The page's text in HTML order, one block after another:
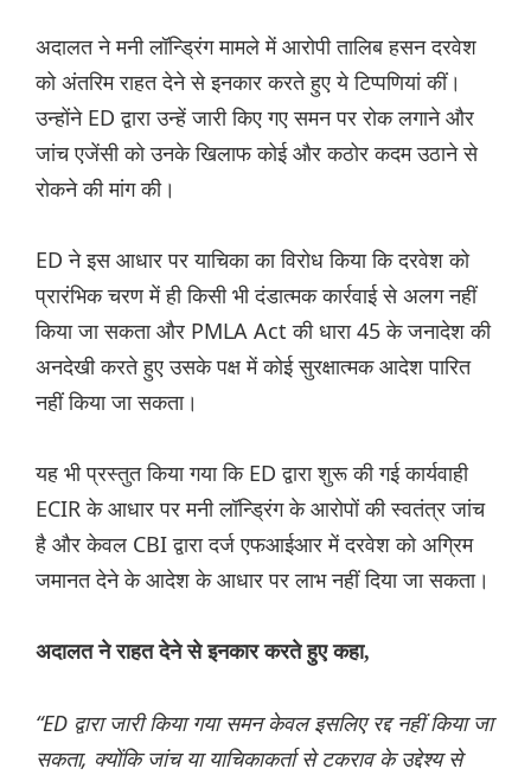
अदालत ने मनी लॉन्ड्रिंग मामले में आरोपी तालिब हसन दरवेश
को अंतरिम राहत देने से इनकार करते हुए ये टिप्पणियां कीं।
उन्होंने ED द्वारा उन्हें जारी किए गए समन पर रोक लगाने और
जांच एजेंसी को उनके खिलाफ कोई और कठोर कदम उठाने से
रोकने की मांग की।
ED ने इस आधार पर याचिका का विरोध किया कि दरवेश को
प्रारंभिक चरण में ही किसी भी दंडात्मक कार्रवाई से अलग नहीं
किया जा सकता और PMLA Act की धारा 45 के जनादेश की
अनदेखी करते हुए उसके पक्ष में कोई सुरक्षात्मक आदेश पारित
नहीं किया जा सकता।
यह भी प्रस्तुत किया गया कि ED द्वारा शुरू की गई कार्यवाही
ECIR के आधार पर मनी लॉन्ड्रिंग के आरोपों की स्वतंत्र जांच
है और केवल CBI द्वारा दर्ज एफआईआर में दरवेश को अग्रिम
जमानत देने के आदेश के आधार पर लाभ नहीं दिया जा सकता।
अदालत ने राहत देने से इनकार करते हुए कहा,
“ED द्वारा जारी किया गया समन केवल इसलिए रद्द नहीं किया जा
सकता, क्योंकि जांच या याचिकाकर्ता से टकराव के उद्देश्य से